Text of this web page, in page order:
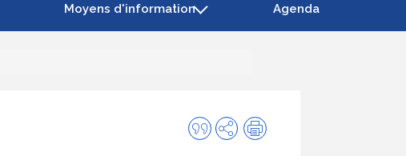
Moyens d'information Agenda
Citer
cette
PartagerImpression